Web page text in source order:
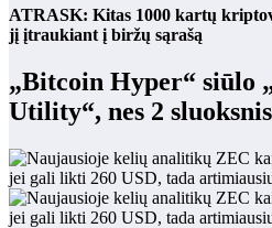
ATRASK: Kitas 1000 kartų
jį įtraukiant į biržų sąrašą
„Bitcoin Hyper“ siūlo
Utility“, nes 2